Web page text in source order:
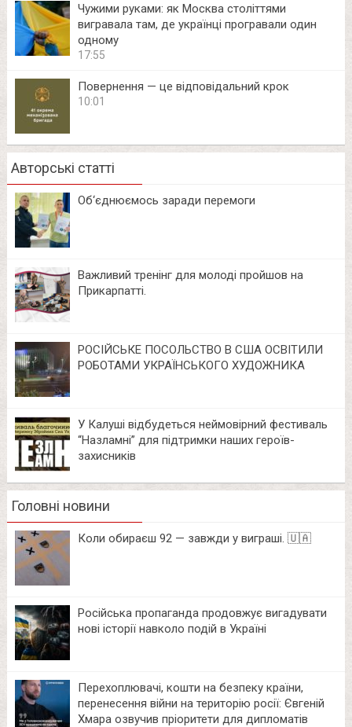
Чужими руками: як Москва століттями
вигравала там, де українці програвали один
одному
17:55
Повернення — це відповідальний крок
10:01
Авторські статті
Об‘єднюємось заради перемоги
Важливий тренінг для молоді пройшов на
Прикарпатті.
РОСІЙСЬКЕ ПОСОЛЬСТВО В США ОСВІТИЛИ
РОБОТАМИ УКРАЇНСЬКОГО ХУДОЖНИКА
У Калуші відбудеться неймовірний фестиваль
“Назламні” для підтримки наших героїв-
захисників
Головні новини
Коли обираєш 92 — завжди у виграші. 🇺🇦
Російська пропаганда продовжує вигадувати
нові історії навколо подій в Україні
Перехоплювачі, кошти на безпеку країни,
перенесення війни на територію росії: Євгеній
Хмара озвучив пріоритети для дипломатів